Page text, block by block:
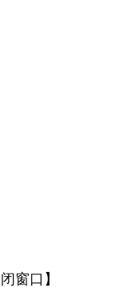
窗口 】